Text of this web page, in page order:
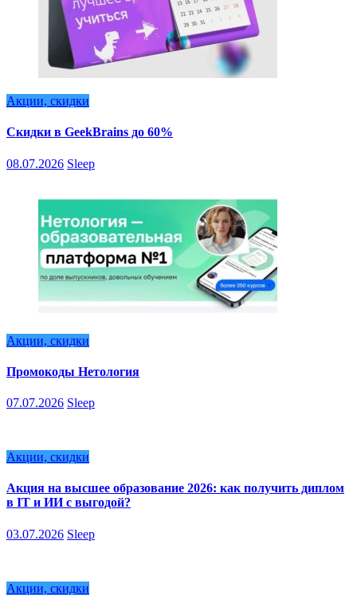
Акции, скидки
Скидки в GeekBrains до 60%
08.07.2026 Sleep
Акции, скидки
Промокоды Нетология
07.07.2026 Sleep
Акции, скидки
Акция на высшее образование 2026: как получить диплом
в IT и ИИ с выгодой?
03.07.2026 Sleep
Акции, скидки